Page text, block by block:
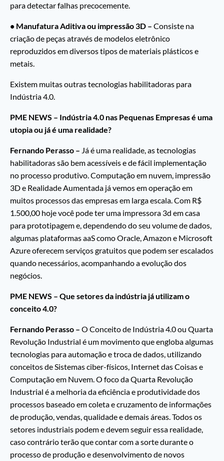
para detectar falhas precocemente.
• Manufatura Aditiva ou impressão 3D – Consiste na
criação de peças através de modelos eletrônico
reproduzidos em diversos tipos de materiais plásticos e
metais.
Existem muitas outras tecnologias habilitadoras para
Indústria 4.0.
PME NEWS – Indústria 4.0 nas Pequenas Empresas é uma
utopia ou já é uma realidade?
Fernando Perasso – Já é uma realidade, as tecnologias
habilitadoras são bem acessíveis e de fácil implementação
no processo produtivo. Computação em nuvem, impressão
3D e Realidade Aumentada já vemos em operação em
muitos processos das empresas em larga escala. Com R$
1.500,00 hoje você pode ter uma impressora 3d em casa
para prototipagem e, dependendo do seu volume de dados,
algumas plataformas aaS como Oracle, Amazon e Microsoft
Azure oferecem serviços gratuitos que podem ser escalados
quando necessários, acompanhando a evolução dos
negócios.
PME NEWS – Que setores da indústria já utilizam o
conceito 4.0?
Fernando Perasso – O Conceito de Indústria 4.0 ou Quarta
Revolução Industrial é um movimento que engloba algumas
tecnologias para automação e troca de dados, utilizando
conceitos de Sistemas ciber-físicos, Internet das Coisas e
Computação em Nuvem. O foco da Quarta Revolução
Industrial é a melhoria da eficiência e produtividade dos
processos baseado em coleta e cruzamento de informações
de produção, vendas, qualidade e demais áreas. Todos os
setores industriais podem e devem seguir essa realidade,
caso contrário terão que contar com a sorte durante o
processo de produção e desenvolvimento de novos